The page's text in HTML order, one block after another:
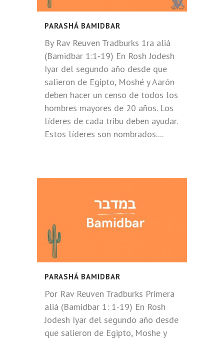
PARASHÁ BAMIDBAR
By Rav Reuven Tradburks 1ra aliá
(Bamidbar 1:1-19) En Rosh Jodesh
Iyar del segundo año desde que
salieron de Egipto, Moshé y Aarón
deben hacer un censo de todos los
hombres mayores de 20 años. Los
líderes de cada tribu deben ayudar.
Estos líderes son nombrados....
PARASHÁ BAMIDBAR
Por Rav Reuven Tradburks Primera
aliá (Bamidbar 1: 1-19) En Rosh
Jodesh Iyar del segundo año desde
que salieron de Egipto, Moshe y